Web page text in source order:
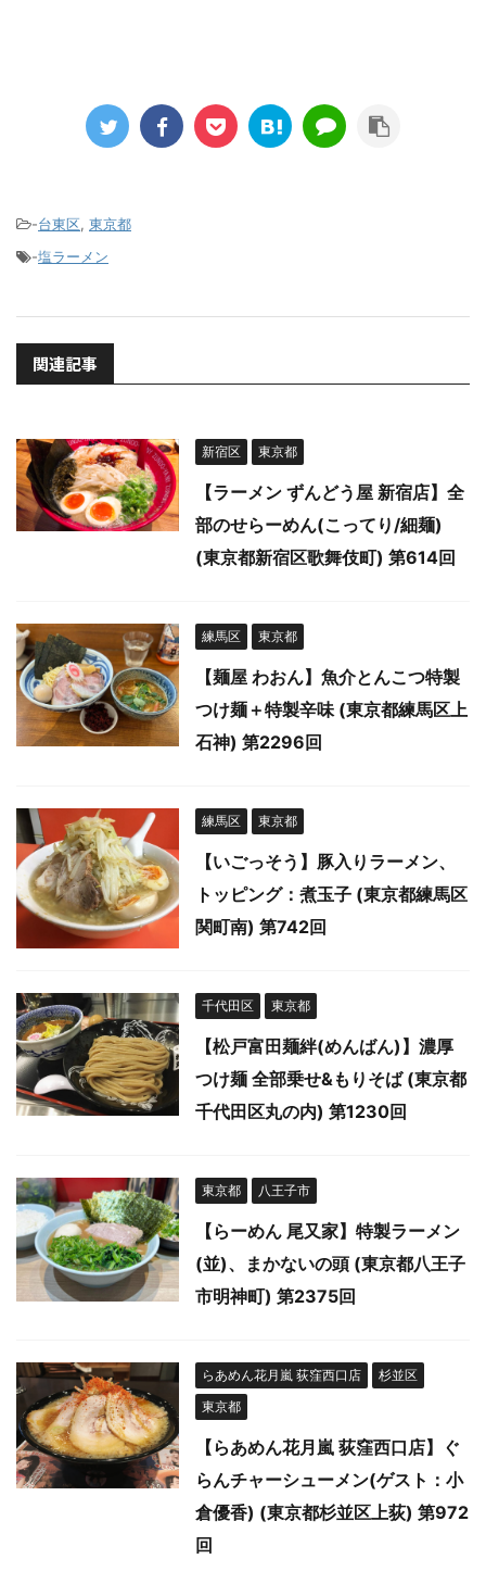
-台東区, 東京都
-塩ラーメン
関連記事
新宿区 東京都
【ラーメン ずんどう屋 新宿店】全
部のせらーめん(こってり/細麺)
(東京都新宿区歌舞伎町) 第614回
練馬区 東京都
【麺屋 わおん】魚介とんこつ特製
つけ麺＋特製辛味 (東京都練馬区上
石神) 第2296回
練馬区 東京都
【いごっそう】豚入りラーメン、
トッピング：煮玉子 (東京都練馬区
関町南) 第742回
千代田区 東京都
【松戸富田麺絆(めんばん)】濃厚
つけ麺 全部乗せ&もりそば (東京都
千代田区丸の内) 第1230回
東京都 八王子市
【らーめん 尾又家】特製ラーメン
(並)、まかないの頭 (東京都八王子
市明神町) 第2375回
らあめん花月嵐 荻窪西口店
杉並区
東京都
【らあめん花月嵐 荻窪西口店】ぐ
らんチャーシューメン(ゲスト：小
倉優香) (東京都杉並区上荻) 第972
回